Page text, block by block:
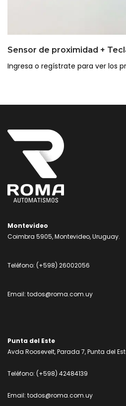
Sensor de proximidad +
Ingresa o regístrate para ver los
Montevideo
Coimbra 5905, Montevideo, Uruguay.
Teléfono: (+598) 26002056
Email: todos@roma.com.uy
Punta del Este
Avda Roosevelt, Parada 7, Punta del
Teléfono: (+598) 42484139
Email: todos@roma.com.uy